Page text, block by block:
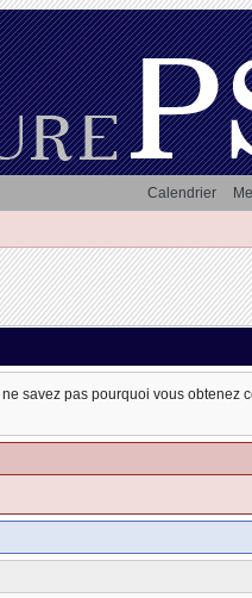
Calendrier
savez pas pourquoi vous obtenez